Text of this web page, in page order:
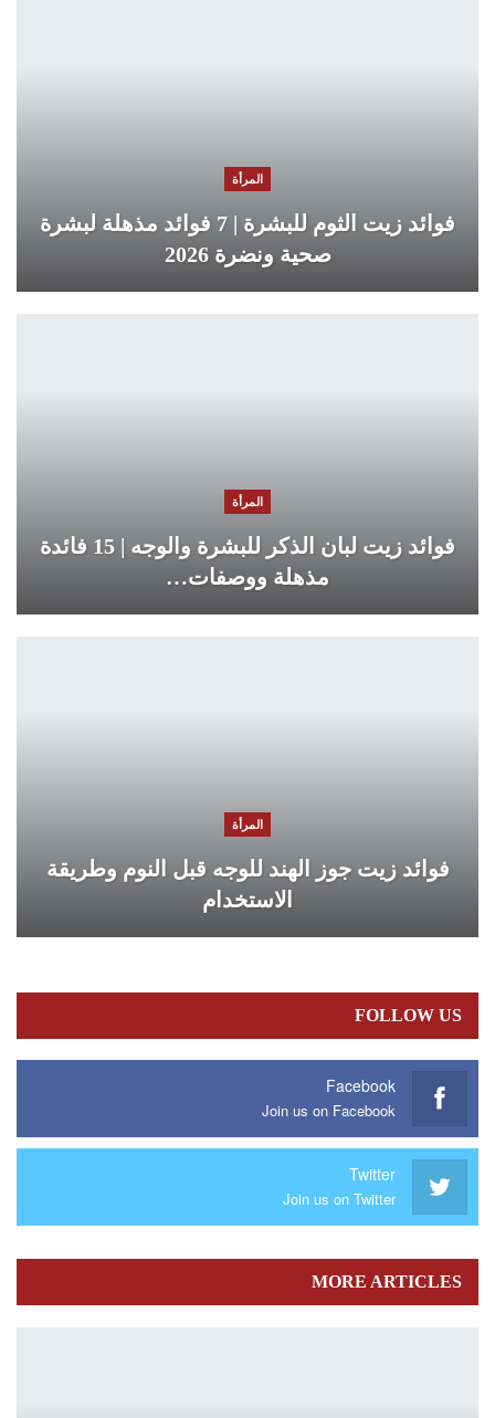
المرأة
فوائد زيت الثوم للبشرة | 7 فوائد مذهلة لبشرة
صحية ونضرة 2026
المرأة
فوائد زيت لبان الذكر للبشرة والوجه | 15 فائدة
مذهلة ووصفات…
المرأة
فوائد زيت جوز الهند للوجه قبل النوم وطريقة
الاستخدام
FOLLOW US
Facebook
Join us on Facebook
Twitter
Join us on Twitter
MORE ARTICLES